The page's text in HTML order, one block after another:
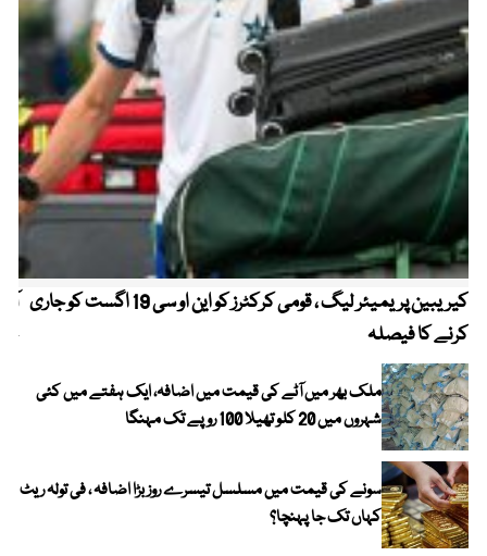
کیریبین پریمیئر لیگ ، قومی کرکٹرز کو این او سی 19 اگست کو جاری
کرنے کا فیصلہ
ملک بھر میں آٹے کی قیمت میں اضافہ، ایک ہفتے میں کئی
شہروں میں 20 کلو تھیلا 100 روپے تک مہنگا
سونے کی قیمت میں مسلسل تیسرے روز بڑا اضافہ ، فی تولہ ریٹ
کہاں تک جا پہنچا؟